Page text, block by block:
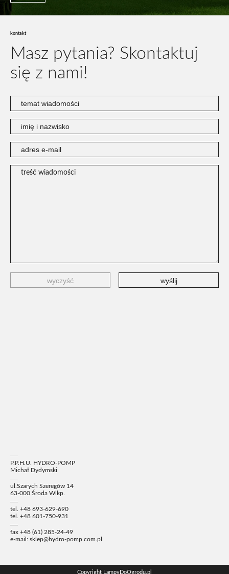
kontakt
Masz pytania? Skontaktuj
się z nami!
P.P.H.U. HYDRO-POMP
Michał Dydymski
ul.Szarych Szeregów 14
63-000 Środa Wlkp.
tel. +48 693-629-690
tel. +48 601-750-931
fax +48 (61) 285-24-49
e-mail: sklep@hydro-pomp.com.pl
Copyright LampyDoOgrodu.pl